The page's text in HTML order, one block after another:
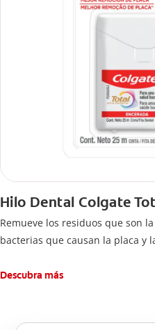
Hilo Dental Colgate
Remueve los residuos que son
bacterias que causan la placa y
Descubra más